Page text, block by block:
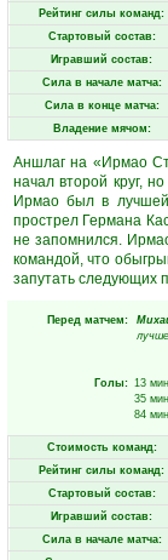
Рейтинг силы команд:
Стартовый состав:
Игравший состав:
Сила в начале матча:
Сила в конце матча:
Владение мячом:
Аншлаг на «Ирмао
начал второй круг,
Ирмао был в
прострел Германа
не запомнился.
командой, что
запутать следующих
Перед матчем:
Голы: 13
35
84
Стоимость команд:
Рейтинг силы команд:
Стартовый состав:
Игравший состав:
Сила в начале матча: